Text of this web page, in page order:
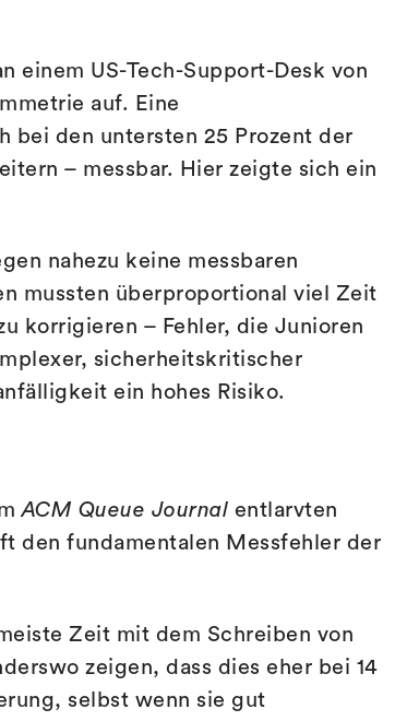
einem US-Tech-Support-Desk von
auf. Eine
bei den untersten 25 Prozent der
– messbar. Hier zeigte sich ein
nahezu keine messbaren
mussten überproportional viel Zeit
korrigieren – Fehler, die Junioren
sicherheitskritischer
ein hohes Risiko.
ACM Queue Journal entlarvten
den fundamentalen Messfehler der
Zeit mit dem Schreiben von
zeigen, dass dies eher bei 14
selbst wenn sie gut